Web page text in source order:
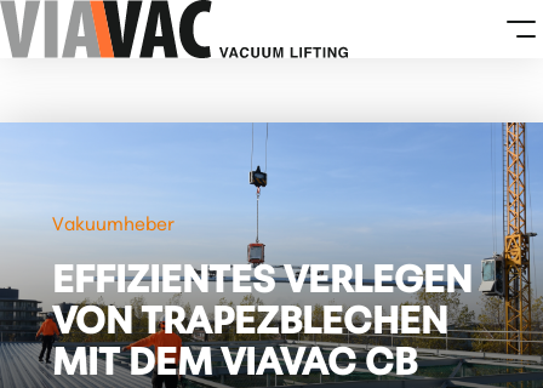
Vakuumheber
EFFIZIENTES VERLEGEN
VON TRAPEZBLECHEN
MIT DEM VIAVAC CB